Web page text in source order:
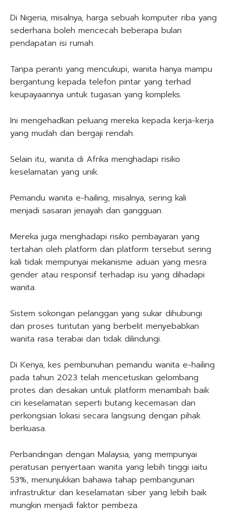
Di Nigeria, misalnya, harga sebuah komputer riba yang
sederhana boleh mencecah beberapa bulan
pendapatan isi rumah.
Tanpa peranti yang mencukupi, wanita hanya mampu
bergantung kepada telefon pintar yang terhad
keupayaannya untuk tugasan yang kompleks.
Ini mengehadkan peluang mereka kepada kerja-kerja
yang mudah dan bergaji rendah.
Selain itu, wanita di Afrika menghadapi risiko
keselamatan yang unik.
Pemandu wanita e-hailing, misalnya, sering kali
menjadi sasaran jenayah dan gangguan.
Mereka juga menghadapi risiko pembayaran yang
tertahan oleh platform dan platform tersebut sering
kali tidak mempunyai mekanisme aduan yang mesra
gender atau responsif terhadap isu yang dihadapi
wanita.
Sistem sokongan pelanggan yang sukar dihubungi
dan proses tuntutan yang berbelit menyebabkan
wanita rasa terabai dan tidak dilindungi.
Di Kenya, kes pembunuhan pemandu wanita e-hailing
pada tahun 2023 telah mencetuskan gelombang
protes dan desakan untuk platform menambah baik
ciri keselamatan seperti butang kecemasan dan
perkongsian lokasi secara langsung dengan pihak
berkuasa.
Perbandingan dengan Malaysia, yang mempunyai
peratusan penyertaan wanita yang lebih tinggi iaitu
53%, menunjukkan bahawa tahap pembangunan
infrastruktur dan keselamatan siber yang lebih baik
mungkin menjadi faktor pembeza.